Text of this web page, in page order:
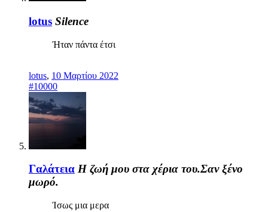
lotus Silence
Ήταν πάντα έτσι
lotus, 10 Μαρτίου 2022
#10000
Γαλάτεια Η ζωή μου στα χέρια του.Σαν ξένο
μωρό.
Ίσως μια μερα